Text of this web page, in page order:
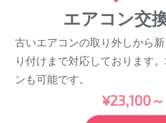
エアコン交
古いエアコンの取り外しから
り付けまで対応しております
ンも可能です。
¥23,100～